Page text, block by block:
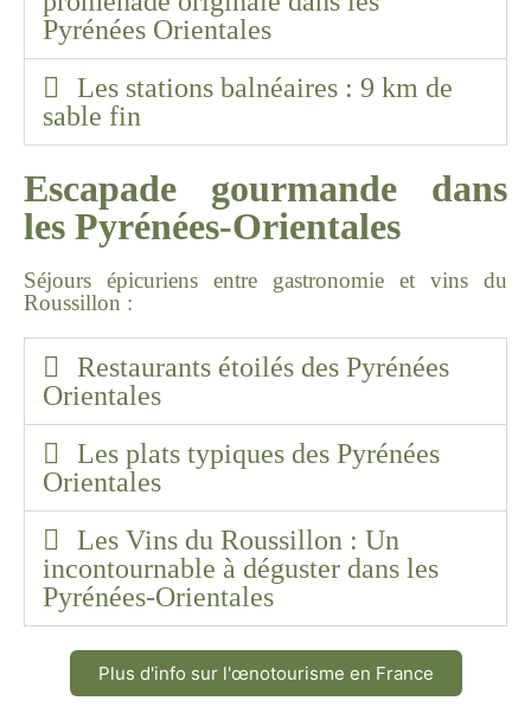
Pyrénées Orientales
Les stations balnéaires : 9 km de
sable fin
Escapade gourmande dans
les Pyrénées-Orientales
Séjours épicuriens entre gastronomie et vins du
Roussillon :
Restaurants étoilés des Pyrénées
Orientales
Les plats typiques des Pyrénées
Orientales
Les Vins du Roussillon : Un
incontournable à déguster dans les
Pyrénées-Orientales
Plus d'info sur l'œnotourisme en France